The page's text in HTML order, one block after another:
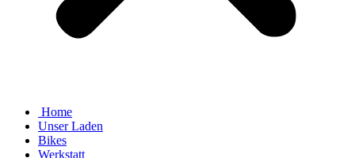
Home
Unser Laden
Bikes
Werkstatt